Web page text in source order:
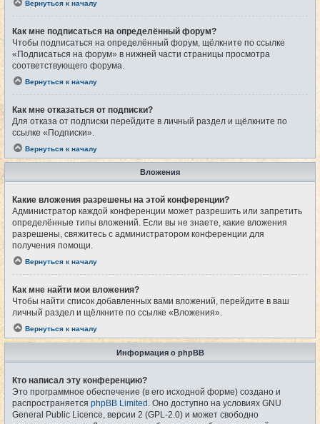
Вернуться к началу
Как мне подписаться на определённый форум?
Чтобы подписаться на определённый форум, щёлкните по ссылке
«Подписаться на форум» в нижней части страницы просмотра
соответствующего форума.
Вернуться к началу
Как мне отказаться от подписки?
Для отказа от подписки перейдите в личный раздел и щёлкните по
ссылке «Подписки».
Вернуться к началу
Вложения
Какие вложения разрешены на этой конференции?
Администратор каждой конференции может разрешить или запретить
определённые типы вложений. Если вы не знаете, какие вложения
разрешены, свяжитесь с администратором конференции для
получения помощи.
Вернуться к началу
Как мне найти мои вложения?
Чтобы найти список добавленных вами вложений, перейдите в ваш
личный раздел и щёлкните по ссылке «Вложения».
Вернуться к началу
Информация о phpBB
Кто написал эту конференцию?
Это программное обеспечение (в его исходной форме) создано и
распространяется phpBB Limited . Оно доступно на условиях GNU
General Public Licence, версии 2 (GPL-2.0) и может свободно